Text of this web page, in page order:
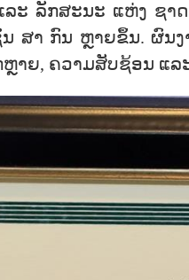
ລັກສະນະ ແຫ່ງ ຊາດ
ນ ສາ ກົນ ຫຼາຍຂຶ້ນ. ຜົນ
າຍ, ຄວາມສັບຊ້ອນ ແ